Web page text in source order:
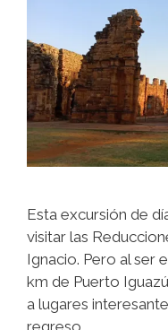
Esta excursión de
visitar las
Ignacio. Pero al ser
km de Puerto
a lugares
regreso.